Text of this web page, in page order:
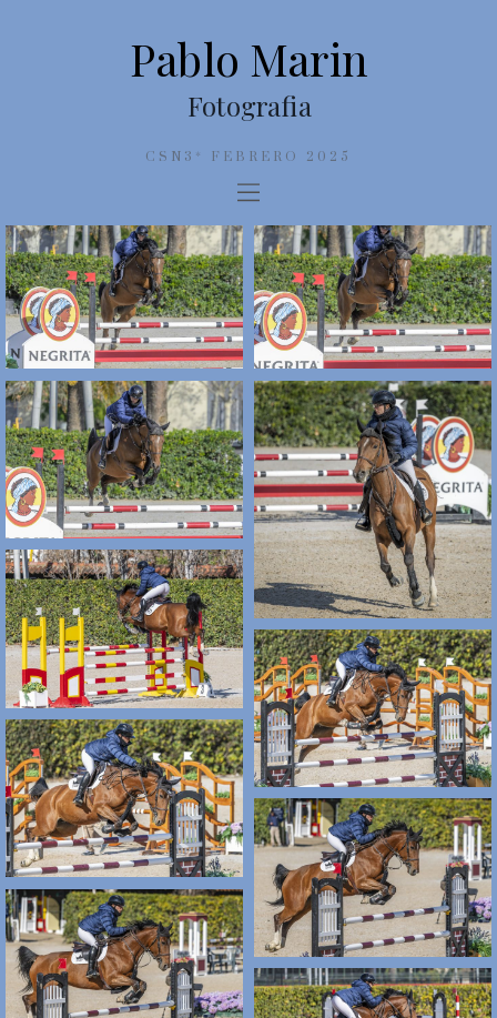
Pablo Marin
Fotografia
CSN3* FEBRERO 2025